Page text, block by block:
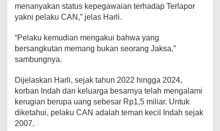
menanyakan status kepegawaian terhadap Terlapor
yakni pelaku CAN,” jelas Harli.
“Pelaku kemudian mengakui bahwa yang
bersangkutan memang bukan seorang Jaksa,”
sambungnya.
Dijelaskan Harli, sejak tahun 2022 hingga 2024,
korban Indah dan keluarga besarnya telah mengalami
kerugian berupa uang sebesar Rp1,5 miliar. Untuk
diketahui, pelaku CAN adalah teman kecil Indah sejak
2007.